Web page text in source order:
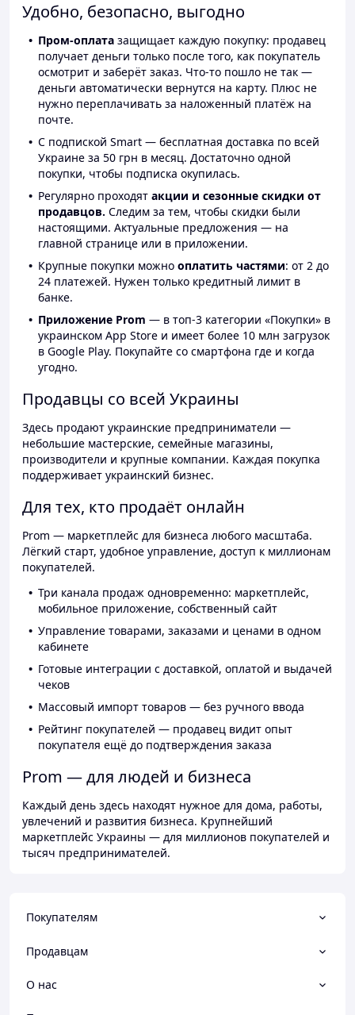
Удобно, безопасно, выгодно
Пром-оплата защищает каждую покупку: продавец
получает деньги только после того, как покупатель
осмотрит и заберёт заказ. Что-то пошло не так —
деньги автоматически вернутся на карту. Плюс не
нужно переплачивать за наложенный платёж на
почте.
С подпиской Smart — бесплатная доставка по всей
Украине за 50 грн в месяц. Достаточно одной
покупки, чтобы подписка окупилась.
Регулярно проходят акции и сезонные скидки от
продавцов. Следим за тем, чтобы скидки были
настоящими. Актуальные предложения — на
главной странице или в приложении.
Крупные покупки можно оплатить частями: от 2 до
24 платежей. Нужен только кредитный лимит в
банке.
Приложение Prom — в топ-3 категории «Покупки» в
украинском App Store и имеет более 10 млн загрузок
в Google Play. Покупайте со смартфона где и когда
угодно.
Продавцы со всей Украины
Здесь продают украинские предприниматели —
небольшие мастерские, семейные магазины,
производители и крупные компании. Каждая покупка
поддерживает украинский бизнес.
Для тех, кто продаёт онлайн
Prom — маркетплейс для бизнеса любого масштаба.
Лёгкий старт, удобное управление, доступ к миллионам
покупателей.
Три канала продаж одновременно: маркетплейс,
мобильное приложение, собственный сайт
Управление товарами, заказами и ценами в одном
кабинете
Готовые интеграции с доставкой, оплатой и выдачей
чеков
Массовый импорт товаров — без ручного ввода
Рейтинг покупателей — продавец видит опыт
покупателя ещё до подтверждения заказа
Prom — для людей и бизнеса
Каждый день здесь находят нужное для дома, работы,
увлечений и развития бизнеса. Крупнейший
маркетплейс Украины — для миллионов покупателей и
тысяч предпринимателей.
Покупателям
Продавцам
О нас